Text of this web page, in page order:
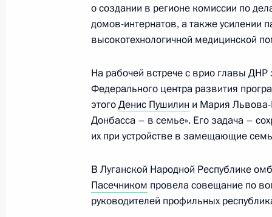
Распоряжение о выделении
Президента
Мария Львова-Белова посетила
31 января 2023 года, 20:00
Перечень поручений по итогам
и представителями общественных
о создании в регионе комиссии по
домов-интернатов, а также усилении
высокотехнологичной медицинской
На рабочей встрече с врио главы ДНР
Федерального центра развития
этогоДенис Пушилин и Мария Львова-
Донбасса – в семье». Его задача –
их при устройстве в замещающие
В Луганской Народной Республике
Пасечником провела совещание по
руководителей профильных